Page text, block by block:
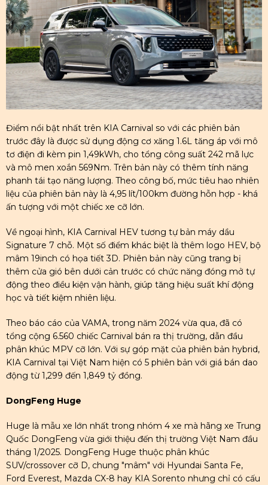
Điểm nổi bật nhất trên KIA Carnival so với các phiên bản
trước đây là được sử dụng động cơ xăng 1.6L tăng áp với mô
tơ điện đi kèm pin 1,49kWh, cho tổng công suất 242 mã lực
và mô men xoắn 569Nm. Trên bản này có thêm tính năng
phanh tái tạo năng lượng. Theo công bố, mức tiêu hao nhiên
liệu của phiên bản này là 4,95 lít/100km đường hỗn hợp - khá
ấn tượng với một chiếc xe cỡ lớn.
Về ngoại hình, KIA Carnival HEV tương tự bản máy dầu
Signature 7 chỗ. Một số điểm khác biệt là thêm logo HEV, bộ
mâm 19inch có họa tiết 3D. Phiên bản này cũng trang bị
thêm cửa gió bên dưới cản trước có chức năng đóng mở tự
động theo điều kiện vận hành, giúp tăng hiệu suất khí động
học và tiết kiệm nhiên liệu.
Theo báo cáo của VAMA, trong năm 2024 vừa qua, đã có
tổng cộng 6.560 chiếc Carnival bán ra thị trường, dẫn đầu
phân khúc MPV cỡ lớn. Với sự góp mặt của phiên bản hybrid,
KIA Carnival tại Việt Nam hiện có 5 phiên bản với giá bán dao
động từ 1,299 đến 1,849 tỷ đồng.
DongFeng Huge
Huge là mẫu xe lớn nhất trong nhóm 4 xe mà hãng xe Trung
Quốc DongFeng vừa giới thiệu đến thị trường Việt Nam đầu
tháng 1/2025. DongFeng Huge thuộc phân khúc
SUV/crossover cỡ D, chung "mâm" với Hyundai Santa Fe,
Ford Everest, Mazda CX-8 hay KIA Sorento nhưng chỉ có cấu